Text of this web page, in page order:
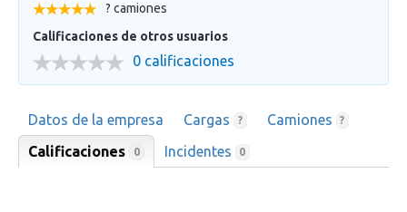
? camiones
Calificaciones de otros usuarios
0 calificaciones
Datos de la empresa Cargas ? Camiones ?
Calificaciones 0 Incidentes 0